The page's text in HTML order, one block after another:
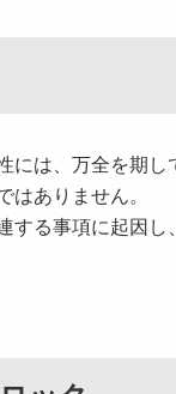
は、万全を期し
はありません。
る事項に起因